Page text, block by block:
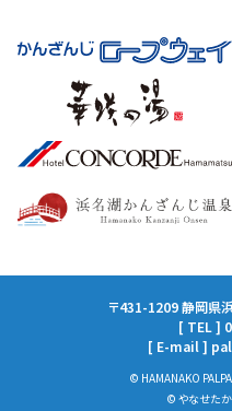
〒431-1209 静岡県
[ TEL ]
[ E-mail ]
© HAMANAKO
© やなせた